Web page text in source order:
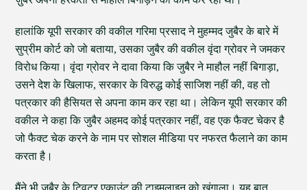
हालांकि यूपी सरकार की वकील गरिमा प्रसाद ने मुहम्मद जुबैर के बारे में
सुप्रीम कोर्ट को जो बताया, उसका जुबैर की वकील वृंदा ग्रोवर ने जमकर
विरोध किया। वृंदा ग्रोवर ने दावा किया कि जुबैर ने माहौल नहीं बिगाड़ा,
उसने देश के खिलाफ, सरकार के विरुद्ध कोई साजिश नहीं की, वह तो
पत्रकार की हैसियत से अपना काम कर रहा था। लेकिन यूपी सरकार की
वकील ने कहा कि जुबैर अहमद कोई पत्रकार नहीं, वह एक फैक्ट चेकर है
जो फैक्ट चेक करने के नाम पर सोशल मीडिया पर नफरत फैलाने का काम
करता है।
मैंने भी जुबैर के ट्विटर एकाउंट की टाइमलाइन को खंगाला। यह बात